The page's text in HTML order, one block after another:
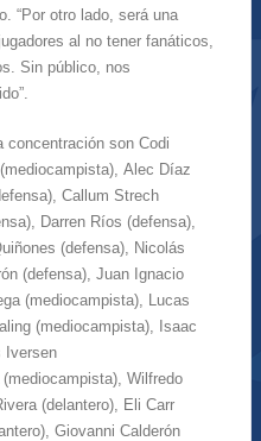
“Por otro lado, será una
al no tener fanáticos,
Sin público, nos
concentración son Codi
Alec Díaz
Callum Strech
Darren Ríos (defensa),
(defensa), Nicolás
(defensa), Juan Ignacio
(mediocampista), Lucas
(mediocampista), Isaac
Iversen
Wilfredo
(delantero), Eli Carr
Giovanni Calderón